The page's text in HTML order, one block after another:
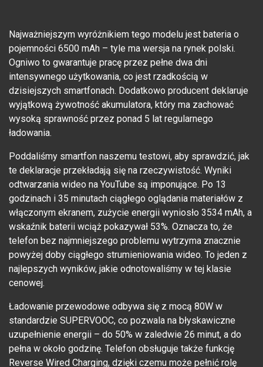
Najważniejszym wyróżnikiem tego modelu jest bateria o
pojemności 6500 mAh – tyle ma wersja na rynek polski.
Ogniwo to gwarantuje pracę przez pełne dwa dni
intensywnego użytkowania, co jest rzadkością w
dzisiejszych smartfonach. Dodatkowo producent deklaruje
wyjątkową żywotność akumulatora, który ma zachować
wysoką sprawność przez ponad 5 lat regularnego
ładowania.
Poddaliśmy smartfon naszemu testowi, aby sprawdzić, jak
te deklaracje przekładają się na rzeczywistość. Wyniki
odtwarzania wideo na YouTube są imponujące. Po 13
godzinach i 35 minutach ciągłego oglądania materiałów z
włączonym ekranem, zużycie energii wyniosło 3534 mAh, a
wskaźnik baterii wciąż pokazywał 53%. Oznacza to, że
telefon bez najmniejszego problemu wytrzyma znacznie
powyżej doby ciągłego strumieniowania wideo. To jeden z
najlepszych wyników, jakie odnotowaliśmy w tej klasie
cenowej.
Ładowanie przewodowe odbywa się z mocą 80W w
standardzie SUPERVOOC, co pozwala na błyskawiczne
uzupełnienie energii – do 50% w zaledwie 26 minut, a do
pełna w około godzinę. Telefon obsługuje także funkcję
Reverse Wired Charging, dzięki czemu może pełnić rolę